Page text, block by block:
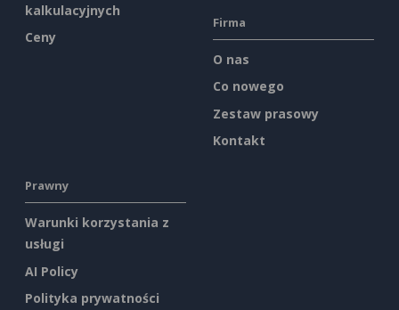
kalkulacyjnych
Ceny
Firma
O nas
Co nowego
Zestaw prasowy
Kontakt
Prawny
Warunki korzystania z
usługi
AI Policy
Polityka prywatności